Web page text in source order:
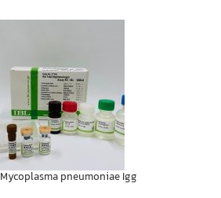
Mycoplasma pneumoniae Igg تست 96